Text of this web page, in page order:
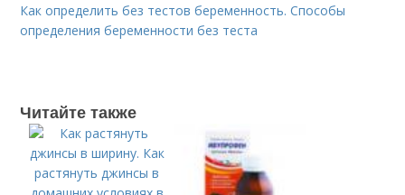
Как определить без тестов беременность. Способы
определения беременности без теста
Читайте также